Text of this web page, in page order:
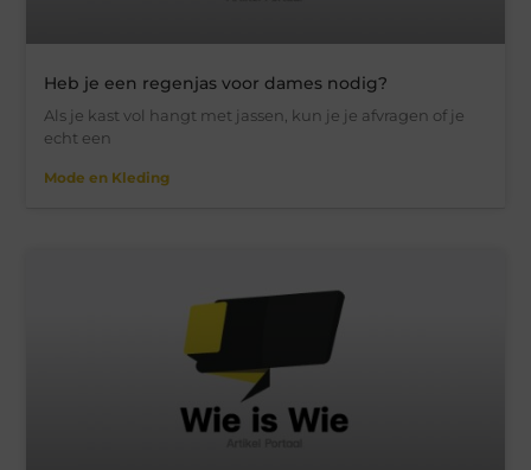
Heb je een regenjas voor dames nodig?
Als je kast vol hangt met jassen, kun je je afvragen of je
echt een
Mode en Kleding